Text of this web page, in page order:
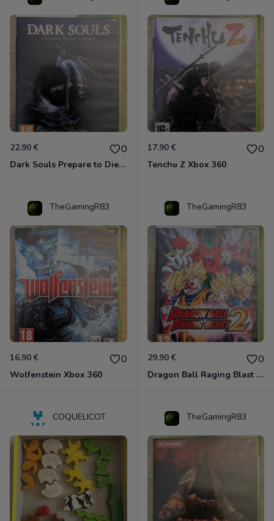
22.90 € 0
Dark Souls Prepare to Die Edition XBOX 360
17.90 € 0
Tenchu Z Xbox 360
TheGamingR83
16.90 € 0
Wolfenstein Xbox 360
TheGamingR83
29.90 € 0
Dragon Ball Raging Blast 2 Xbox 360
COQUELICOT TheGamingR83